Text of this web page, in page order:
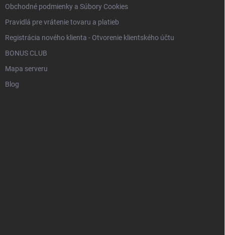
Obchodné podmienky a Súbory Cookies
Pravidlá pre vrátenie tovaru a platieb
Registrácia nového klienta - Otvorenie klientského účtu
BONUS CLUB
Mapa serveru
Blog